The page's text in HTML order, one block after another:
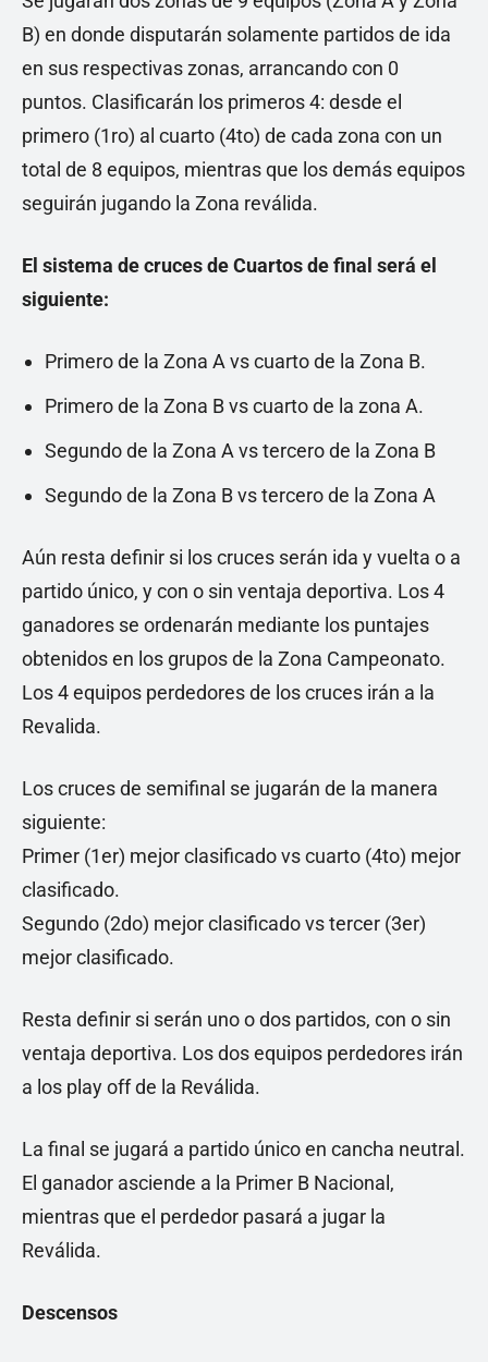
B) en donde disputarán solamente partidos de ida
en sus respectivas zonas, arrancando con 0
puntos. Clasificarán los primeros 4: desde el
primero (1ro) al cuarto (4to) de cada zona con un
total de 8 equipos, mientras que los demás equipos
seguirán jugando la Zona reválida.
El sistema de cruces de Cuartos de final será el
siguiente:
Primero de la Zona A vs cuarto de la Zona B.
Primero de la Zona B vs cuarto de la zona A.
Segundo de la Zona A vs tercero de la Zona B
Segundo de la Zona B vs tercero de la Zona A
Aún resta definir si los cruces serán ida y vuelta o a
partido único, y con o sin ventaja deportiva. Los 4
ganadores se ordenarán mediante los puntajes
obtenidos en los grupos de la Zona Campeonato.
Los 4 equipos perdedores de los cruces irán a la
Revalida.
Los cruces de semifinal se jugarán de la manera
siguiente:
Primer (1er) mejor clasificado vs cuarto (4to) mejor
clasificado.
Segundo (2do) mejor clasificado vs tercer (3er)
mejor clasificado.
Resta definir si serán uno o dos partidos, con o sin
ventaja deportiva. Los dos equipos perdedores irán
a los play off de la Reválida.
La final se jugará a partido único en cancha neutral.
El ganador asciende a la Primer B Nacional,
mientras que el perdedor pasará a jugar la
Reválida.
Descensos